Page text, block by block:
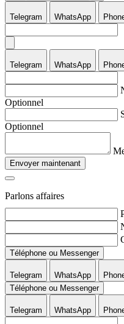
Telegram WhatsApp
Telegram WhatsApp
Optionnel
Optionnel
Envoyer maintenant
Parlons affaires
Téléphone ou Messenger
Telegram WhatsApp
Téléphone ou Messenger
Telegram WhatsApp